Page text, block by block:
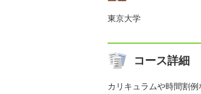
東京大学
コース詳細
カリキュラムや時間割